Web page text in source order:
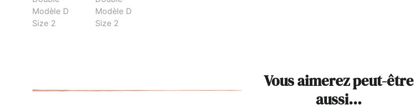
Vous aimerez peut-être
aussi…